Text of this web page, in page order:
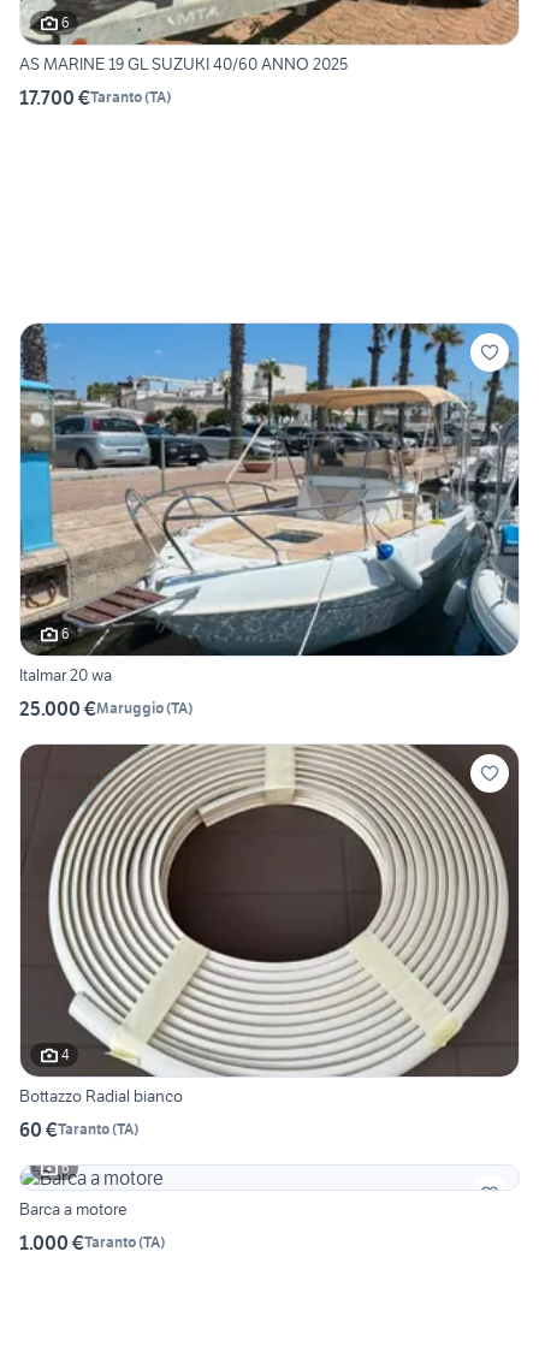
6
AS MARINE 19 GL SUZUKI 40/60 ANNO 2025
17.700 €Taranto(TA)
6
Italmar 20 wa
25.000 €Maruggio(TA)
4
Bottazzo Radial bianco
60 €Taranto(TA)
6
Barca a motore
1.000 €Taranto(TA)